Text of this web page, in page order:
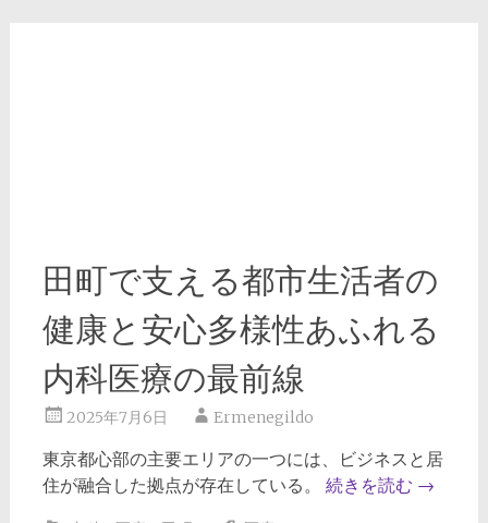
田町で支える都市生活者の
健康と安心多様性あふれる
内科医療の最前線
2025年7月6日 Ermenegildo
東京都心部の主要エリアの一つには、ビジネスと居
住が融合した拠点が存在している。 続きを読む →